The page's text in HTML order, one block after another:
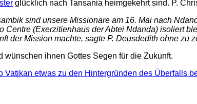
glücklich nach Tansania heimgekehrt sind. P.
sindunsere Missionare am 16. Mai nach
Centre (Exerzitienhaus der Abtei Ndanda) isoliert
der Mission machte, sagte P. Deusdedith ohne zu
ihnen Gottes Segen für die Zukunft.
etwas zu den Hintergründen des Überfalls